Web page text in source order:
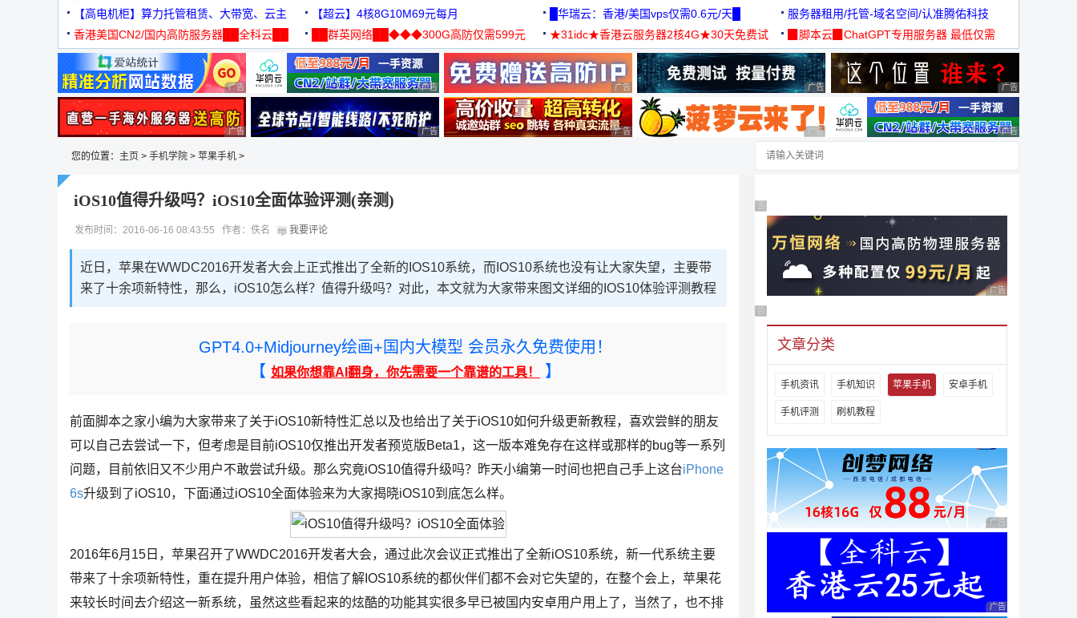
88元/月
【高电机柜】算力托管租赁、大带宽、云主
机
【超云】4核8G10M69元每月 █华瑞云：香港/美国vps仅需0.6元/天█
服务器租用/托管-域名空间/认准腾佑科技
香港美国CN2/国内高防服务器██全科云██
██群英网络██◆◆◆300G高防仅需599元
◆◆◆
★31idc★香港云服务器2核4G★30天免费试
用◆
▉脚本云▉ChatGPT专用服务器 最低仅需
19元/月
广告 商业广告，理性选择 广告 商业广告，理性选择 广告 商业广告，理性选择 广告 商业广告，理性选择 广告 商业广告，理
广告 商业广告，理性选择 广告 商业广告，理性选择 广告 商业广告，理性选择 广告 商业广告，理性选择 广告 商业广告，理
您的位置： 主页 > 手机学院 > 苹果手机 >
iOS10值得升级吗？iOS10全面体验评测(亲测)
发布时间：2016-06-16 08:43:55 作者：佚名 我要评论
近日，苹果在WWDC2016开发者大会上正式推出了全新的IOS10系统，而IOS10系统也没有让大家失望，主要带
来了十余项新特性，那么，iOS10怎么样？值得升级吗？对此，本文就为大家带来图文详细的IOS10体验评测教程
GPT4.0+Midjourney绘画+国内大模型 会员永久免费使用！
【 如果你想靠AI翻身，你先需要一个靠谱的工具！ 】
前面脚本之家小编为大家带来了关于iOS10新特性汇总以及也给出了关于iOS10如何升级更新教程，喜欢尝鲜的朋友
可以自己去尝试一下，但考虑是目前iOS10仅推出开发者预览版Beta1，这一版本难免存在这样或那样的bug等一系列
问题，目前依旧又不少用户不敢尝试升级。那么究竟iOS10值得升级吗？昨天小编第一时间也把自己手上这台iPhone
6s升级到了iOS10，下面通过iOS10全面体验来为大家揭晓iOS10到底怎么样。
2016年6月15日，苹果召开了WWDC2016开发者大会，通过此次会议正式推出了全新iOS10系统，新一代系统主要
带来了十余项新特性，重在提升用户体验，相信了解IOS10系统的都伙伴们都不会对它失望的，在整个会上，苹果花
来较长时间去介绍这一新系统，虽然这些看起来的炫酷的功能其实很多早已被国内安卓用户用上了，当然了，也不排
广告 商业广告，理性选择
广告 商业广告，理性
广告 商业广告，理性选择
文章分类
手机资讯 手机知识 苹果手机 安卓手机
手机评测 刷机教程
广告 商业广告，理性
广告 商业广告，理性